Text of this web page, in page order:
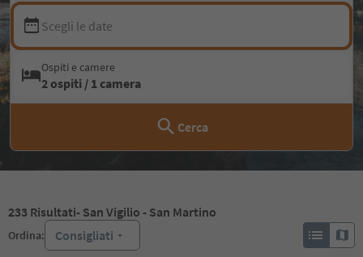
Scegli le date
Ospiti e camere
2 ospiti / 1 camera
Cerca
233 Risultati- San Vigilio - San Martino
Ordina: Consigliati